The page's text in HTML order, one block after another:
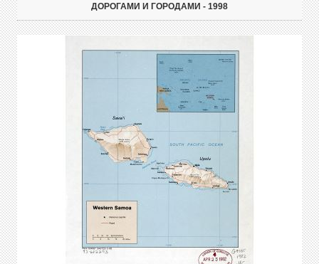
ДОРОГАМИ И ГОРОДАМИ - 1998